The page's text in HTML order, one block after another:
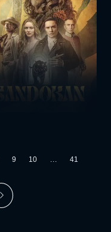
9 10 41